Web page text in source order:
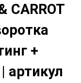
CARROT
+
артикул